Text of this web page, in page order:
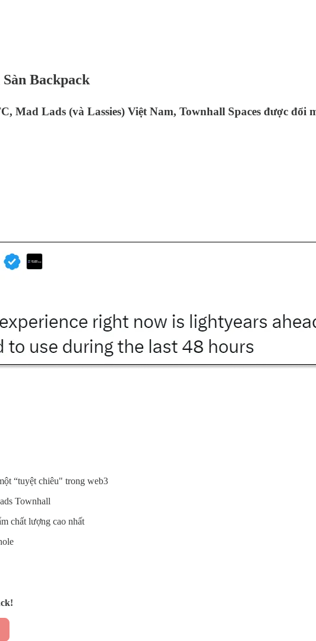
Backpack
Mad Lads (và Lassies) Việt Nam, Townhall Spaces được
“tuyệt chiêu" trong web3
Townhall
chất lượng cao nhất